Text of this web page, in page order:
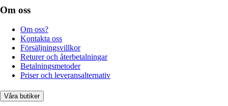
Om oss
Om oss?
Kontakta oss
Försäljningsvillkor
Returer och återbetalningar
Betalningsmetoder
Priser och leveransalternativ
Våra butiker